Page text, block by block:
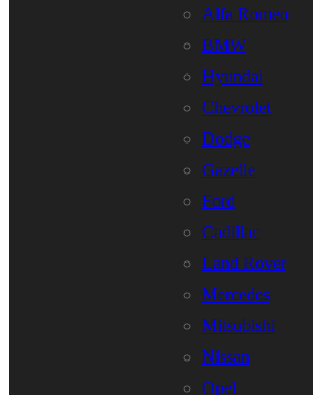
Alfa Romeo
BMW
Hyundai
Chevrolet
Dodge
Gazelle
Ford
Cadillac
Land Rover
Mercedes
Mitsubishi
Nissan
Opel